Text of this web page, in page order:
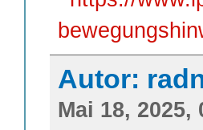
Autor:
Mai 18, 2025,